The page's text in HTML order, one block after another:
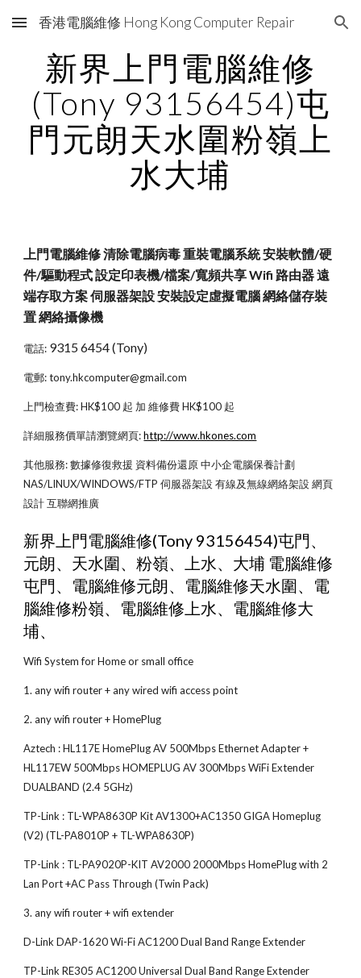
Skip to main content Skip to navigation
香港電腦維修 Hong Kong Computer Repair
新界上門電腦維修
(Tony 93156454)屯
門元朗天水圍粉嶺上
水大埔
上門電腦維修 清除電腦病毒 重裝電腦系統 安裝軟體/硬
件/驅動程式 設定印表機/檔案/寬頻共享 Wifi 路由器 遠
端存取方案 伺服器架設 安裝設定虛擬電腦 網絡儲存裝
置 網絡攝像機
電話: 9315 6454 (Tony)
電郵: tony.hkcomputer@gmail.com
上門檢查費: HK$100 起 加 維修費 HK$100 起
詳細服務價單請瀏覽網頁: http://www.hkones.com
其他服務: 數據修復救援 資料備份還原 中小企電腦保養計劃
NAS/LINUX/WINDOWS/FTP 伺服器架設 有線及無線網絡架設 網頁
設計 互聯網推廣
新界上門電腦維修(Tony 93156454)屯門、
元朗、天水圍、粉嶺、上水、大埔 電腦維修
屯門、電腦維修元朗、電腦維修天水圍、電
腦維修粉嶺、電腦維修上水、電腦維修大
埔、
Wifi System for Home or small office
1. any wifi router + any wired wifi access point
2. any wifi router + HomePlug
Aztech : HL117E HomePlug AV 500Mbps Ethernet Adapter +
HL117EW 500Mbps HOMEPLUG AV 300Mbps WiFi Extender
DUALBAND (2.4 5GHz)
TP-Link : TL-WPA8630P Kit AV1300+AC1350 GIGA Homeplug
(V2) (TL-PA8010P + TL-WPA8630P)
TP-Link : TL-PA9020P-KIT AV2000 2000Mbps HomePlug with 2
Lan Port +AC Pass Through (Twin Pack)
3. any wifi router + wifi extender
D-Link DAP-1620 Wi-Fi AC1200 Dual Band Range Extender
TP-Link RE305 AC1200 Universal Dual Band Range Extender